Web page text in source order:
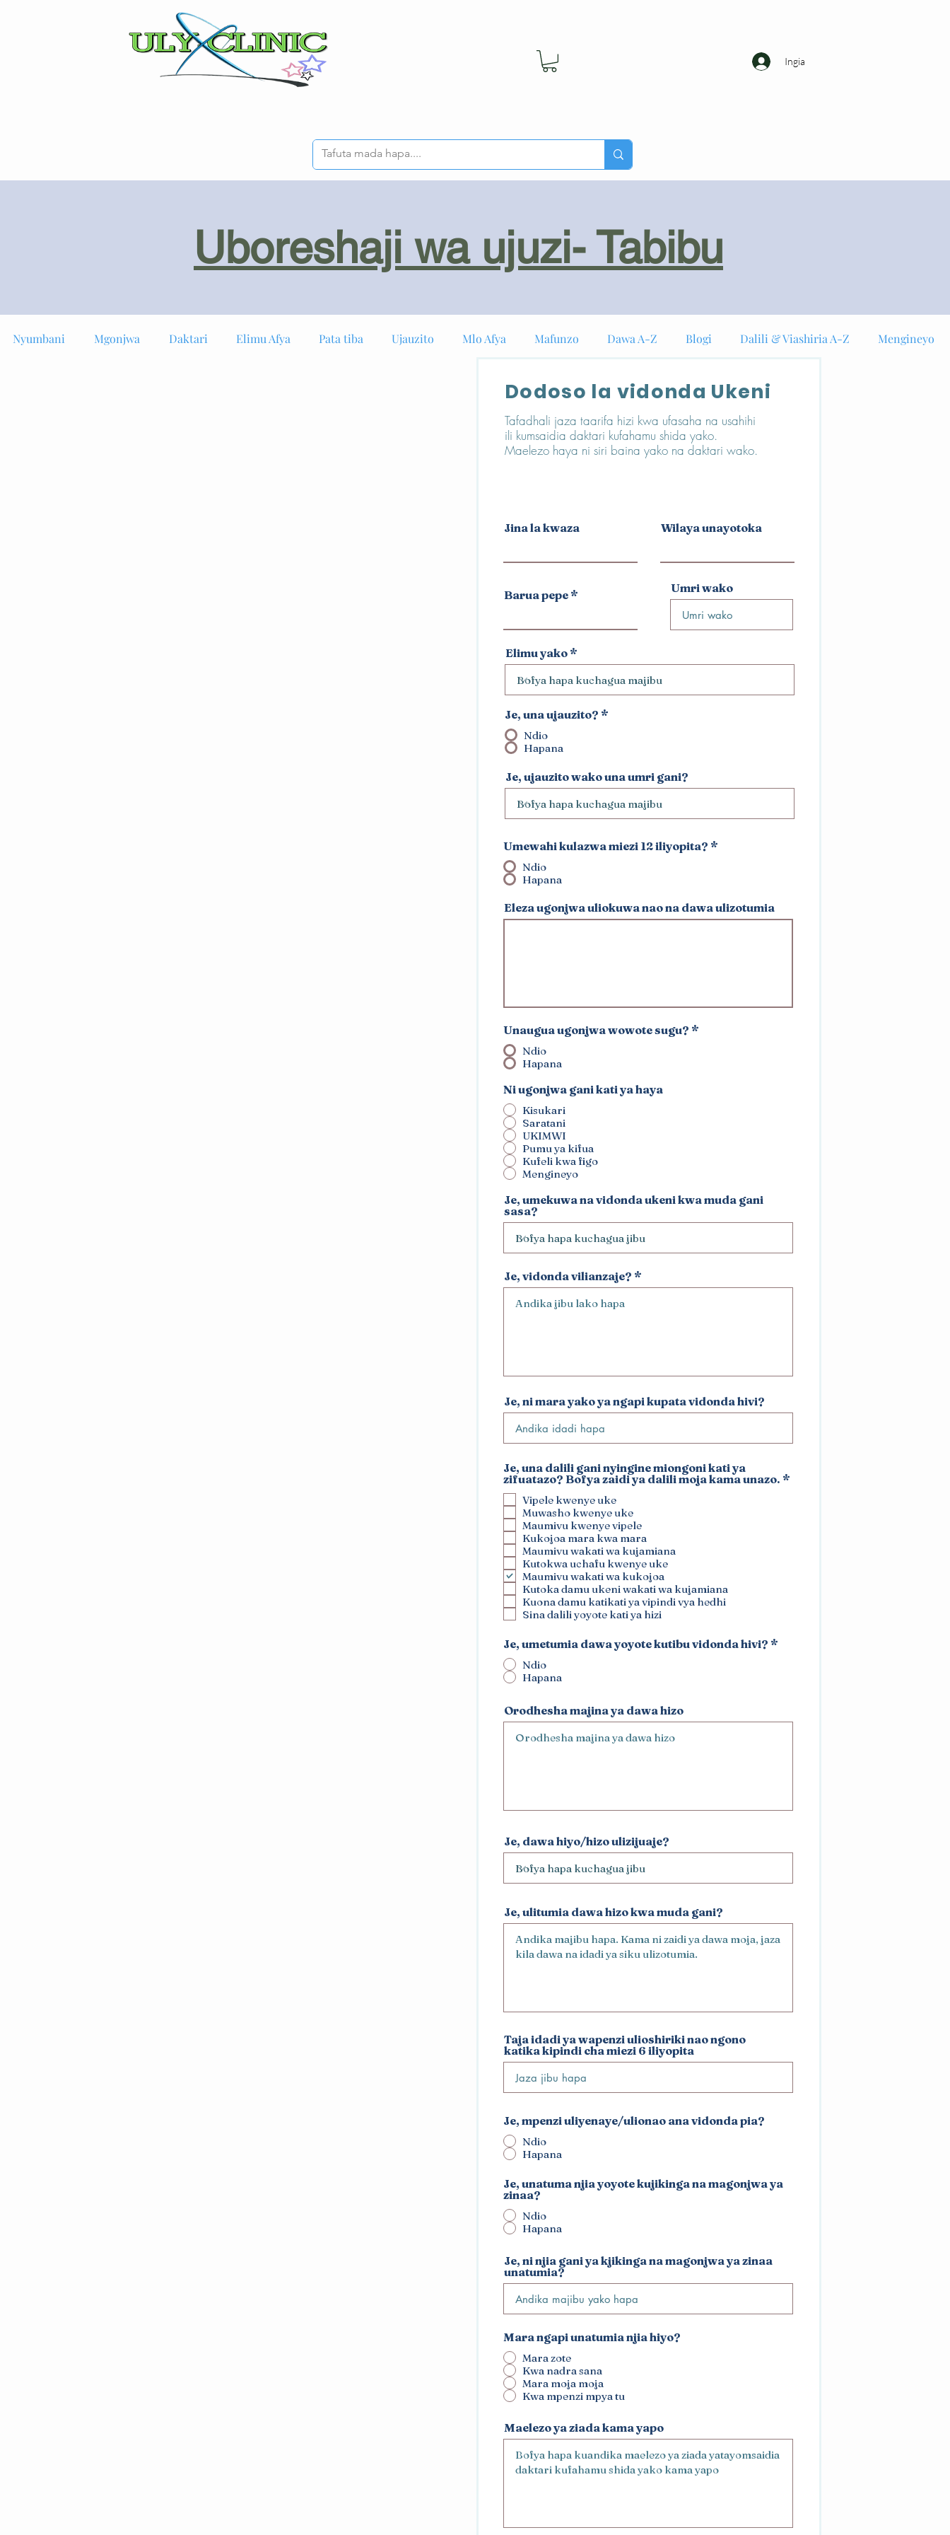
Ingia
Uboreshaji wa ujuzi- Tabibu
Nyumbani Mgonjwa Daktari Elimu Afya Pata tiba Ujauzito Mlo Afya Mafunzo Dawa A-Z Blogi Dalili & Viashiria A-Z Mengineyo
Dodoso la vidonda Ukeni
Tafadhali jaza taarifa hizi kwa ufasaha na usahihi
ili kumsaidia daktari kufahamu shida yako.
Maelezo haya ni siri baina yako na daktari wako.
Jina la kwaza Wilaya unayotoka
Barua pepe Umri wako
Elimu yako
Je, una ujauzito? *
Ndio
Hapana
Je, ujauzito wako una umri gani?
Umewahi kulazwa miezi 12 iliyopita? *
Ndio
Hapana
Eleza ugonjwa uliokuwa nao na dawa ulizotumia
Unaugua ugonjwa wowote sugu? *
Ndio
Hapana
Ni ugonjwa gani kati ya haya
Kisukari
Saratani
UKIMWI
Pumu ya kifua
Kufeli kwa figo
Mengineyo
Je, umekuwa na vidonda ukeni kwa muda gani
sasa?
Je, vidonda vilianzaje?
Je, ni mara yako ya ngapi kupata vidonda hivi?
Je, una dalili gani nyingine miongoni kati ya
zifuatazo? Bofya zaidi ya dalili moja kama unazo. *R
Vipele kwenye uke
Muwasho kwenye uke
Maumivu kwenye vipele
Kukojoa mara kwa mara
Maumivu wakati wa kujamiana
Kutokwa uchafu kwenye uke
Maumivu wakati wa kukojoa
Kutoka damu ukeni wakati wa kujamiana
Kuona damu katikati ya vipindi vya hedhi
Sina dalili yoyote kati ya hizi
Je, umetumia dawa yoyote kutibu vidonda hivi? *
Ndio
Hapana
Orodhesha majina ya dawa hizo
Je, dawa hiyo/hizo ulizijuaje?
Je, ulitumia dawa hizo kwa muda gani?
Taja idadi ya wapenzi ulioshiriki nao ngono
katika kipindi cha miezi 6 iliyopita
Je, mpenzi uliyenaye/ulionao ana vidonda pia?
Ndio
Hapana
Je, unatuma njia yoyote kujikinga na magonjwa ya
zinaa?
Ndio
Hapana
Je, ni njia gani ya kjikinga na magonjwa ya zinaa
unatumia?
Mara ngapi unatumia njia hiyo?
Mara zote
Kwa nadra sana
Mara moja moja
Kwa mpenzi mpya tu
Maelezo ya ziada kama yapo